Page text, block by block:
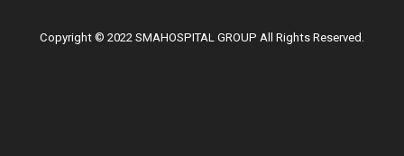
Copyright © 2022 SMAHOSPITAL GROUP All Rights Reserved.